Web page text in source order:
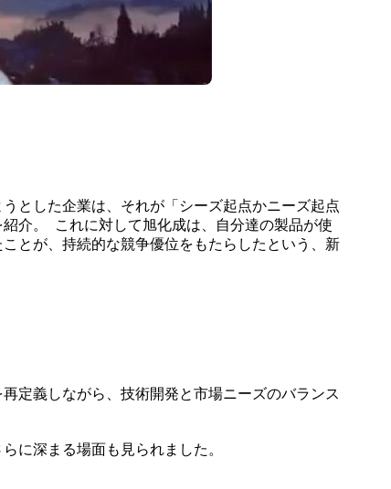
とした企業は、それが「シーズ起点かニーズ起点
介。 これに対して旭化成は、自分達の製品が使
とが、持続的な競争優位をもたらしたという、新
定義しながら、技術開発と市場ニーズのバランス
に深まる場面も見られました。